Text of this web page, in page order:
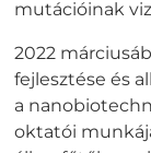
mutációinak
2022
fejlesztése és
a
oktatói